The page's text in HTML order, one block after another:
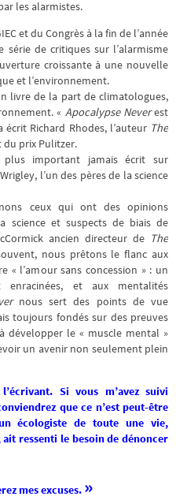
les alarmistes.
et du Congrès à la fin de l’année
série de critiques sur l’alarmisme
croissante à une nouvelle
et l’environnement.
livre de la part de climatologues,
« Apocalypse Neverest
Richard Rhodes, l’auteur The
du prix Pulitzer.
important jamais écrit sur
l’un des pères de la science
ceux qui ont des opinions
science et suspects de biais de
ancien directeur de The
nous prêtons le flanc aux
« l’amour sans concession » : un
et aux mentalités
nous sert des points de vue
toujours fondés sur des preuves
développer le « muscle mental »
un avenir non seulement plein
Si vous m’avez suivi
que ce n’est peut-être
écologiste de toute une vie,
ressenti le besoin de dénoncer
mes excuses. »